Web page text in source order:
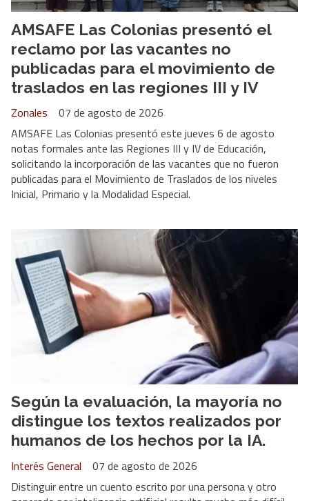
AMSAFE Las Colonias presentó el
reclamo por las vacantes no
publicadas para el movimiento de
traslados en las regiones III y IV
Zonales
07 de agosto de 2026
AMSAFE Las Colonias presentó este jueves 6 de agosto
notas formales ante las Regiones III y IV de Educación,
solicitando la incorporación de las vacantes que no fueron
publicadas para el Movimiento de Traslados de los niveles
Inicial, Primario y la Modalidad Especial.
Según la evaluación, la mayoría no
distingue los textos realizados por
humanos de los hechos por la IA.
Interés General
07 de agosto de 2026
Distinguir entre un cuento escrito por una persona y otro